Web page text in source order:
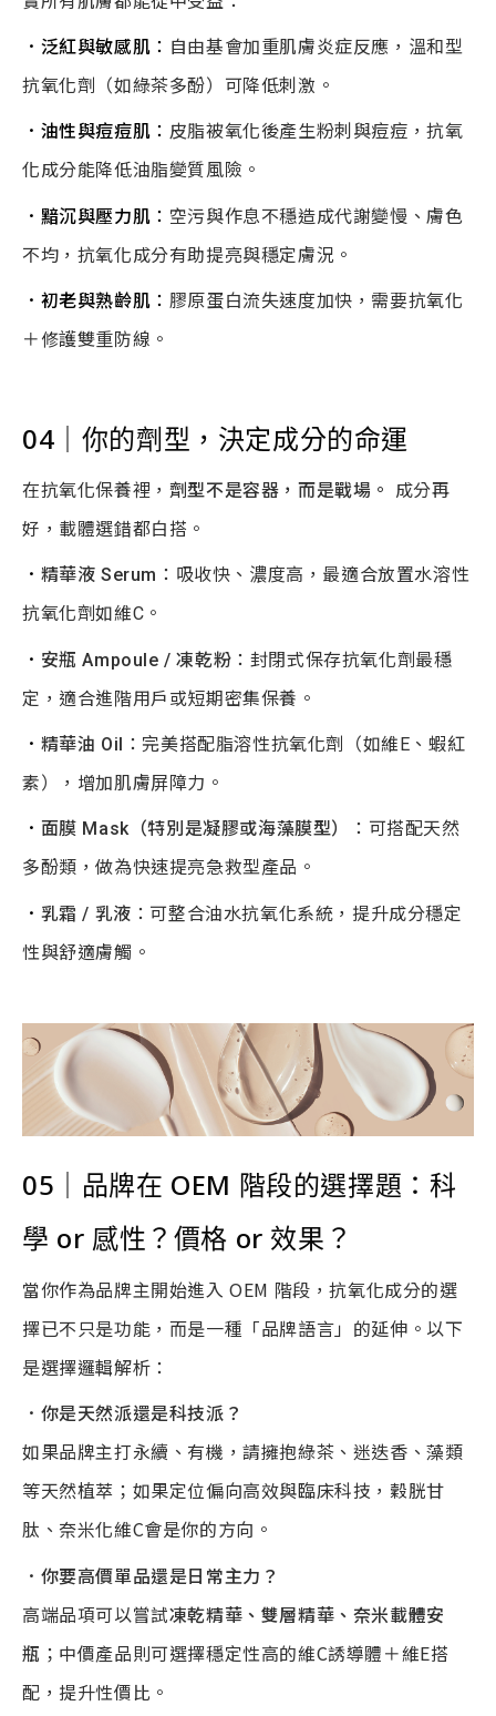
．泛紅與敏感肌 ： 自由基會加重肌膚炎症反應，溫和型
抗氧化劑（如綠茶多酚）可降低刺激。
．油性與痘痘肌 ： 皮脂被氧化後產生粉刺與痘痘，抗氧
化成分能降低油脂變質風險。
．黯沉與壓力肌 ： 空污與作息不穩造成代謝變慢、膚色
不均，抗氧化成分有助提亮與穩定膚況。
．初老與熟齡肌 ： 膠原蛋白流失速度加快，需要抗氧化
＋修護雙重防線。
04 ｜你的劑型，決定成分的命運
在抗氧化保養裡， 劑型不是容器，而是戰場。
成分再
好，載體選錯都白搭。
． 精華液 Serum ：吸收快、濃度高，最適合放置水溶性
抗氧化劑如維C。
． 安瓶 Ampoule /凍乾粉 ：封閉式保存抗氧化劑最穩
定，適合進階用戶或短期密集保養。
． 精華油 Oil ：完美搭配脂溶性抗氧化劑（如維E、蝦紅
素），增加肌膚屏障力。
． 面膜 Mask（特別是凝膠或海藻膜型）
：可搭配天然
多酚類，做為快速提亮急救型產品。
． 乳霜 / 乳液 ：可整合油水抗氧化系統，提升成分穩定
性與舒適膚觸。
05 品牌在 OEM 階段的選擇題：科
學 or 感性？價格 or 效果？
當你作為品牌主開始進入 OEM 階段，抗氧化成分的選
擇已不只是功能，而是一種「品牌語言」的延伸。以下
是選擇邏輯解析：
．你是天然派還是科技派？
如果品牌主打永續、有機，請擁抱綠茶、迷迭香、藻類
等天然植萃；如果定位偏向高效與臨床科技，穀胱甘
肽、奈米化維C會是你的方向。
．你要高價單品還是日常主力？
高端品項可以嘗試凍乾精華、雙層精華、奈米載體安
瓶 ；中價產品則可選擇穩定性高的維C誘導體＋維E搭
配，提升性價比。